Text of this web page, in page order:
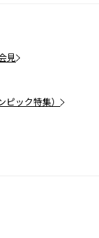
見
ック特集）